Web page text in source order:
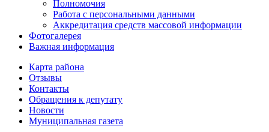
Полномочия
Работа с персональными данными
Аккредитация средств массовой информации
Фотогалерея
Важная информация
Карта района
Отзывы
Контакты
Обращения к депутату
Новости
Муниципальная газета